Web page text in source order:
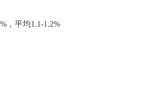
，平均1.1-1.2%